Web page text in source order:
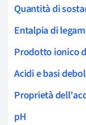
Quantità di
Entalpia di
Prodotto ionico
Acidi e basi
Proprietà
pH